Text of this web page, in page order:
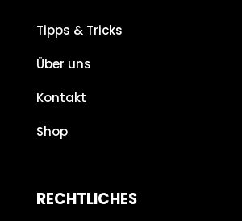
Tipps & Tricks
Über uns
Kontakt
Shop
RECHTLICHES